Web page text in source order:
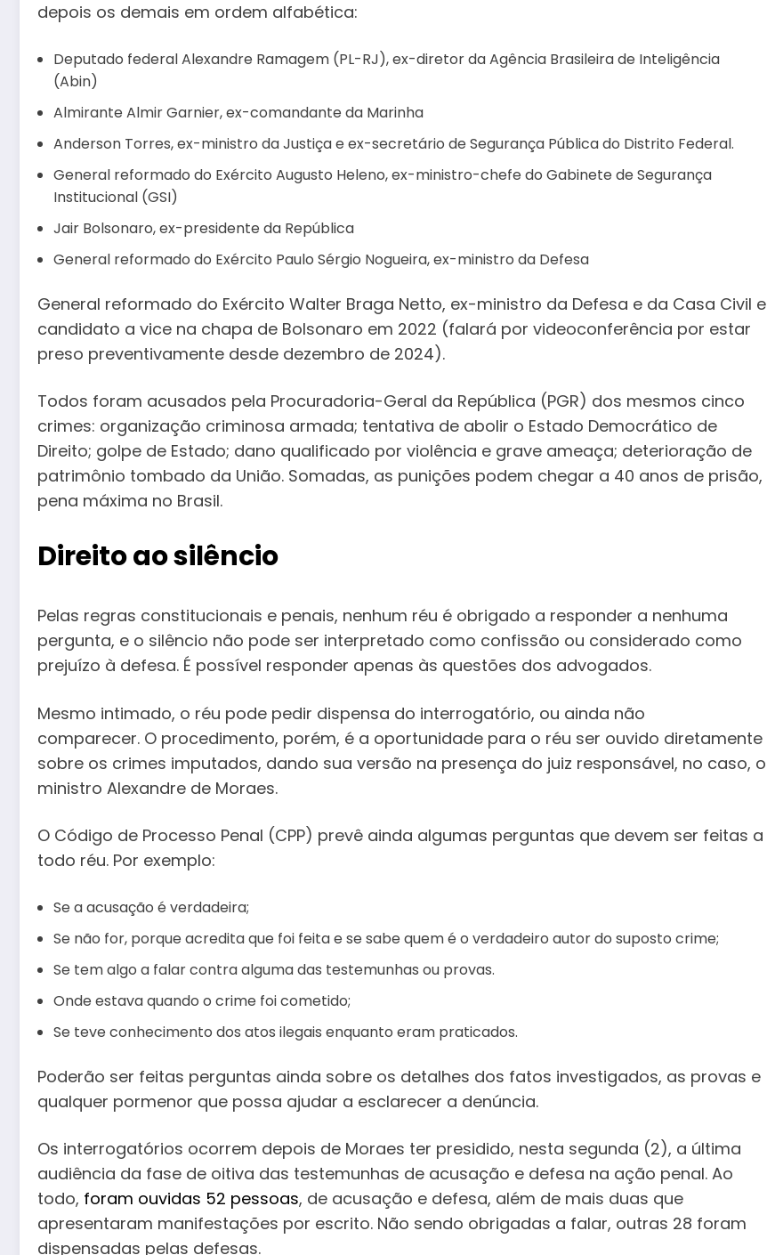
depois os demais em ordem alfabética:
Deputado federal Alexandre Ramagem (PL-RJ), ex-diretor da Agência Brasileira de Inteligência
(Abin)
Almirante Almir Garnier, ex-comandante da Marinha
Anderson Torres, ex-ministro da Justiça e ex-secretário de Segurança Pública do Distrito Federal.
General reformado do Exército Augusto Heleno, ex-ministro-chefe do Gabinete de Segurança
Institucional (GSI)
Jair Bolsonaro, ex-presidente da República
General reformado do Exército Paulo Sérgio Nogueira, ex-ministro da Defesa
General reformado do Exército Walter Braga Netto, ex-ministro da Defesa e da Casa Civil e
candidato a vice na chapa de Bolsonaro em 2022 (falará por videoconferência por estar
preso preventivamente desde dezembro de 2024).
Todos foram acusados pela Procuradoria-Geral da República (PGR) dos mesmos cinco
crimes: organização criminosa armada; tentativa de abolir o Estado Democrático de
Direito; golpe de Estado; dano qualificado por violência e grave ameaça; deterioração de
patrimônio tombado da União. Somadas, as punições podem chegar a 40 anos de prisão,
pena máxima no Brasil.
Direito ao silêncio
Pelas regras constitucionais e penais, nenhum réu é obrigado a responder a nenhuma
pergunta, e o silêncio não pode ser interpretado como confissão ou considerado como
prejuízo à defesa. É possível responder apenas às questões dos advogados.
Mesmo intimado, o réu pode pedir dispensa do interrogatório, ou ainda não
comparecer. O procedimento, porém, é a oportunidade para o réu ser ouvido diretamente
sobre os crimes imputados, dando sua versão na presença do juiz responsável, no caso, o
ministro Alexandre de Moraes.
O Código de Processo Penal (CPP) prevê ainda algumas perguntas que devem ser feitas a
todo réu. Por exemplo:
Se a acusação é verdadeira;
Se não for, porque acredita que foi feita e se sabe quem é o verdadeiro autor do suposto crime;
Se tem algo a falar contra alguma das testemunhas ou provas.
Onde estava quando o crime foi cometido;
Se teve conhecimento dos atos ilegais enquanto eram praticados.
Poderão ser feitas perguntas ainda sobre os detalhes dos fatos investigados, as provas e
qualquer pormenor que possa ajudar a esclarecer a denúncia.
Os interrogatórios ocorrem depois de Moraes ter presidido, nesta segunda (2), a última
audiência da fase de oitiva das testemunhas de acusação e defesa na ação penal. Ao
todo, foram ouvidas 52 pessoas, de acusação e defesa, além de mais duas que
apresentaram manifestações por escrito. Não sendo obrigadas a falar, outras 28 foram
dispensadas pelas defesas.